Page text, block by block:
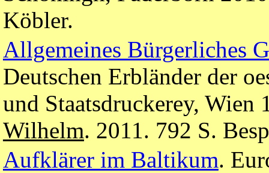
Köbler.
Allgemeines Bürgerliches
Deutschen Erbländer der
und Staatsdruckerey,
Wilhelm. 2011. 792 S.
Aufklärer im Baltikum.